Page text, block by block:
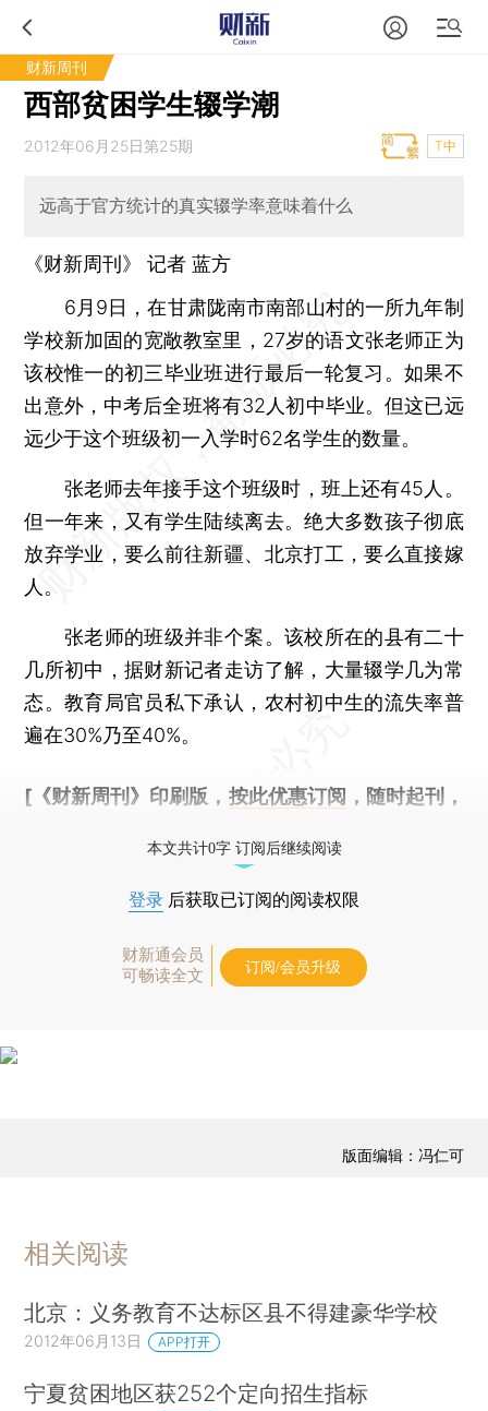
财新周刊
西部贫困学生辍学潮
2012年06月25日第25期 T中
远高于官方统计的真实辍学率意味着什么
《财新周刊》 记者蓝方
6月9日，在甘肃陇南市南部山村的一所九年制
学校新加固的宽敞教室里，27岁的语文张老师正为
该校惟一的初三毕业班进行最后一轮复习。如果不
出意外，中考后全班将有32人初中毕业。但这已远
远少于这个班级初一入学时62名学生的数量。
张老师去年接手这个班级时，班上还有45人。
但一年来，又有学生陆续离去。绝大多数孩子彻底
放弃学业，要么前往新疆、北京打工，要么直接嫁
人。
张老师的班级并非个案。该校所在的县有二十
几所初中，据财新记者走访了解，大量辍学几为常
态。教育局官员私下承认，农村初中生的流失率普
遍在30%乃至40%。
[《财新周刊》印刷版， 按此优惠订阅 ，随时起刊，
本文共计0字 订阅后继续阅读
登录 后获取已订阅的阅读权限
财新通会员
可畅读全文
订阅/会员升级
版面编辑：冯仁可
相关阅读
北京：义务教育不达标区县不得建豪华学校
2012年06月13日 APP打开
宁夏贫困地区获252个定向招生指标